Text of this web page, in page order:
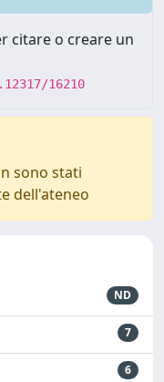
citare o creare un
16210
sono stati
dell'ateneo
ND
7
6